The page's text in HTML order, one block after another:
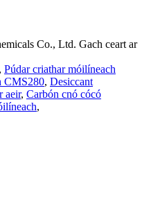
Co., Ltd. Gach ceart ar
, Púdar criathar móilíneach
CMS280, Desiccant
aeir, Carbón cnó cócó
,